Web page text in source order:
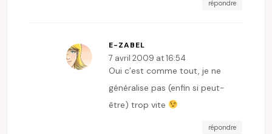
répondre
E-ZABEL
7 avril 2009 at 16:54
Oui c’est comme tout, je ne
généralise pas (enfin si peut-
être) trop vite
répondre